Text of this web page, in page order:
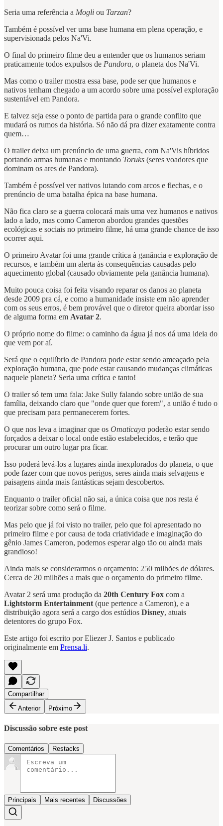
Seria uma referência a Mogli ou Tarzan?
Também é possível ver uma base humana em plena operação, e
supervisionada pelos Na'Vi.
O final do primeiro filme deu a entender que os humanos seriam
praticamente todos expulsos de Pandora, o planeta dos Na'Vi.
Mas como o trailer mostra essa base, pode ser que humanos e
nativos tenham chegado a um acordo sobre uma possível exploração
sustentável em Pandora.
E talvez seja esse o ponto de partida para o grande conflito que
mudará os rumos da história. Só não dá pra dizer exatamente contra
quem…
O trailer deixa um prenúncio de uma guerra, com Na'Vis híbridos
portando armas humanas e montando Toruks (seres voadores que
dominam os ares de Pandora).
Também é possível ver nativos lutando com arcos e flechas, e o
prenúncio de uma batalha épica na base humana.
Não fica claro se a guerra colocará mais uma vez humanos e nativos
lado a lado, mas como Cameron abordou grandes questões
ecológicas e sociais no primeiro filme, há uma grande chance de isso
ocorrer aqui.
O primeiro Avatar foi uma grande crítica à ganância e exploração de
recursos, e também um alerta às consequências causadas pelo
aquecimento global (causado obviamente pela ganância humana).
Muito pouca coisa foi feita visando reparar os danos ao planeta
desde 2009 pra cá, e como a humanidade insiste em não aprender
com os seus erros, é bem provável que o diretor queira abordar isso
de alguma forma em Avatar 2.
O próprio nome do filme: o caminho da água já nos dá uma ideia do
que vem por aí.
Será que o equilíbrio de Pandora pode estar sendo ameaçado pela
exploração humana, que pode estar causando mudanças climáticas
naquele planeta? Seria uma crítica e tanto!
O trailer só tem uma fala: Jake Sully falando sobre união de sua
família, deixando claro que "onde quer que forem", a união é tudo o
que precisam para permanecerem fortes.
O que nos leva a imaginar que os Omaticaya poderão estar sendo
forçados a deixar o local onde estão estabelecidos, e terão que
procurar um outro lugar pra ficar.
Isso poderá levá-los a lugares ainda inexplorados do planeta, o que
pode fazer com que novos perigos, seres ainda mais selvagens e
paisagens ainda mais fantásticas sejam descobertos.
Enquanto o trailer oficial não sai, a única coisa que nos resta é
teorizar sobre como será o filme.
Mas pelo que já foi visto no trailer, pelo que foi apresentado no
primeiro filme e por causa de toda criatividade e imaginação do
gênio James Cameron, podemos esperar algo tão ou ainda mais
grandioso!
Ainda mais se considerarmos o orçamento: 250 milhões de dólares.
Cerca de 20 milhões a mais que o orçamento do primeiro filme.
Avatar 2 será uma produção da 20th Century Fox com a
Lightstorm Entertainment (que pertence a Cameron), e a
distribuição agora será a cargo dos estúdios Disney, atuais
detentores do grupo Fox.
Este artigo foi escrito por Eliezer J. Santos e publicado
originalmente em Prensa.li.
Compartilhar
Anterior
Próximo
Discussão sobre este post
Comentários Restacks
Principais Mais recentes Discussões